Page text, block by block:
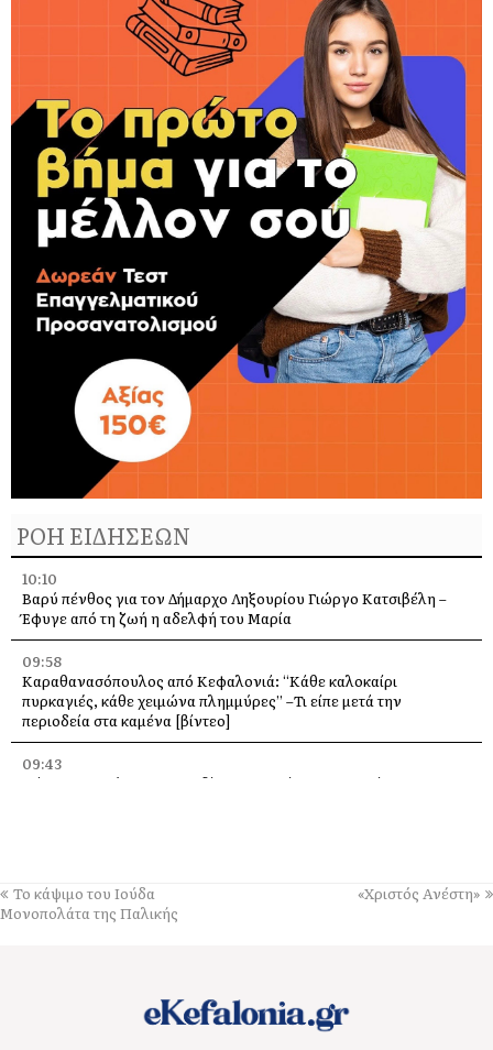
ΡΟΗ ΕΙΔΗΣΕΩΝ
10:10
Βαρύ πένθος για τον Δήμαρχο Ληξουρίου Γιώργο Κατσιβέλη –
Έφυγε από τη ζωή η αδελφή του Μαρία
09:58
Καραθανασόπουλος από Κεφαλονιά: “Κάθε καλοκαίρι
πυρκαγιές, κάθε χειμώνα πλημμύρες” –Τι είπε μετά την
περιοδεία στα καμένα [βίντεο]
09:43
Πάρος: Νεκρό 4χρονο παιδί που εντοπίστηκε σε πισίνα beach
Παγκόσμιο Κ20!
«Ποιος και γιατί άλλαξε την πινακίδα;» – Ερωτήματα Σαρδελή για
Το κάψιμο του Ιούδα
Μονοπολάτα της Παλικής
«Χριστός Ανέστη»